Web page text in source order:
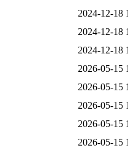
2024-12-18
2024-12-18
2024-12-18
2026-05-15
2026-05-15
2026-05-15
2026-05-15
2026-05-15